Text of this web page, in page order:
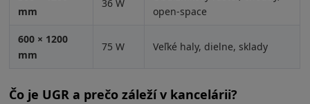
mm
36 W
open-space
600 × 1200
mm
75 W Veľké haly, dielne, sklady
Čo je UGR a prečo záleží v kancelárii?